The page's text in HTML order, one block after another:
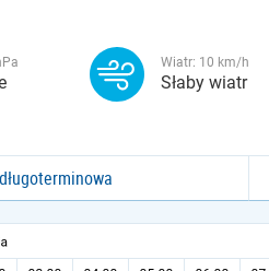
Wiatr: 10 km/h
Słaby wiatr